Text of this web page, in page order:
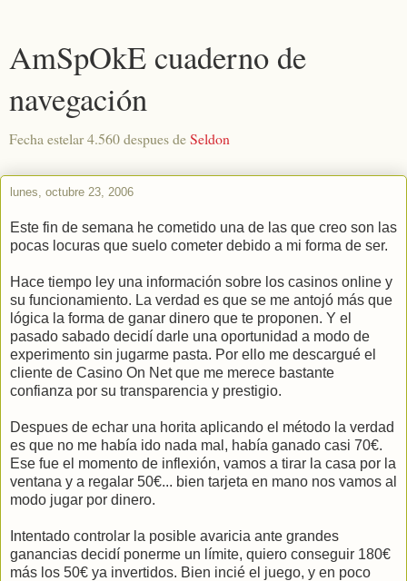
AmSpOkE cuaderno de
navegación
Fecha estelar 4.560 despues deSeldon
lunes, octubre 23, 2006
Este fin de semana he cometido una de las que creo son las
pocas locuras que suelo cometer debido a mi forma de ser.
Hace tiempo ley una información sobre los casinos online y
su funcionamiento. La verdad es que se me antojó más que
lógica la forma de ganar dinero que te proponen. Y el
pasado sabado decidí darle una oportunidad a modo de
experimento sin jugarme pasta. Por ello me descargué el
cliente de Casino On Net que me merece bastante
confianza por su transparencia y prestigio.
Despues de echar una horita aplicando el método la verdad
es que no me había ido nada mal, había ganado casi 70€.
Ese fue el momento de inflexión, vamos a tirar la casa por la
ventana y a regalar 50€... bien tarjeta en mano nos vamos al
modo jugar por dinero.
Intentado controlar la posible avaricia ante grandes
ganancias decidí ponerme un límite, quiero conseguir 180€
más los 50€ ya invertidos. Bien incié el juego, y en poco